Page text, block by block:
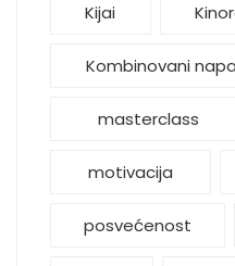
Kijai
Kombinovani
masterclass
motivacija
posvećenost